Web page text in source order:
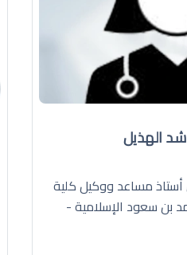
الهذيل
أستاذ مساعد ووكيل كلية
بن سعود الإسلامية -